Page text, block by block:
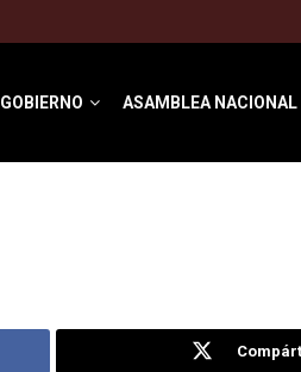
GOBIERNO ASAMBLEA NACIONAL